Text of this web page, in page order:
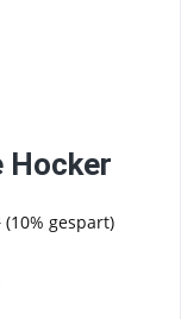
Hocker
(10% gespart)